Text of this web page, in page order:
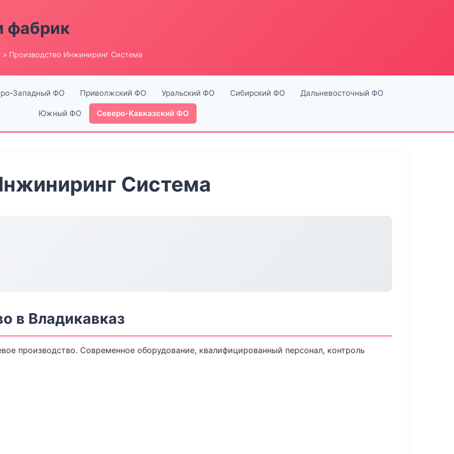
фабрик
» Производство Инжиниринг Система
Западный ФО Приволжский ФО Уральский ФО Сибирский ФО Дальневосточный ФО
Южный ФО Северо-Кавказский ФО
Система
в Владикавказ
производство. Современное оборудование, квалифицированный персонал, контроль